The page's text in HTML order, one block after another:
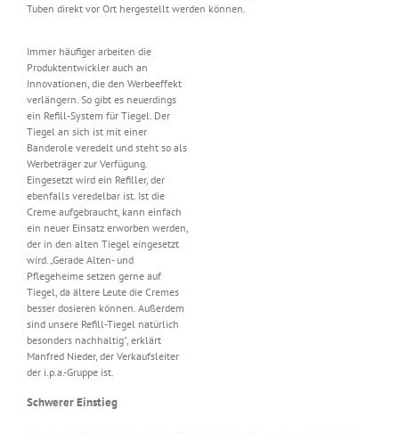
Tuben direkt vor Ort hergestellt werden können.
Immer häufiger arbeiten die
Produktentwickler auch an
Innovationen, die den Werbeeffekt
verlängern. So gibt es neuerdings
ein Refill-System für Tiegel. Der
Tiegel an sich ist mit einer
Banderole veredelt und steht so als
Werbeträger zur Verfügung.
Eingesetzt wird ein Refiller, der
ebenfalls veredelbar ist. Ist die
Creme aufgebraucht, kann einfach
ein neuer Einsatz erworben werden,
der in den alten Tiegel eingesetzt
wird. „Gerade Alten- und
Pflegeheime setzen gerne auf
Tiegel, da ältere Leute die Cremes
besser dosieren können. Außerdem
sind unsere Refill-Tiegel natürlich
besonders nachhaltig“, erklärt
Manfred Nieder, der Verkaufsleiter
der i.p.a.-Gruppe ist.
Schwerer Einstieg